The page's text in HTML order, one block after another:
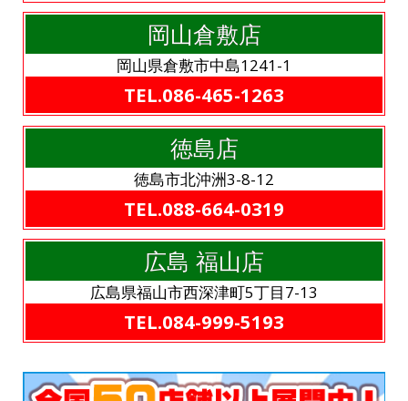
岡山倉敷店
岡山県倉敷市中島1241-1
TEL.086-465-1263
徳島店
徳島市北沖洲3-8-12
TEL.088-664-0319
広島 福山店
広島県福山市西深津町5丁目7-13
TEL.084-999-5193